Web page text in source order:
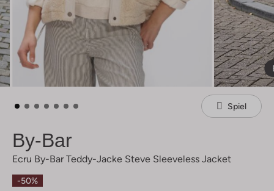
Spiel
By-Bar
Ecru By-Bar Teddy-Jacke Steve Sleeveless Jacket
-50%